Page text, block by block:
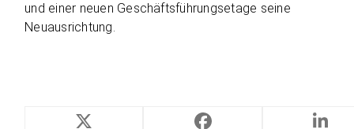
und einer neuen Geschäfts­füh­rungs­etage seine
Neuausrichtung.